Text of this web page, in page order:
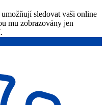
sledovat vaši online
mu zobrazovány jen